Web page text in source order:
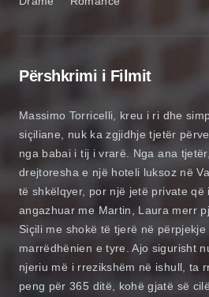
Përshkrimi i Filmit
Massimo Torricelli, kreu i ri dhe
siçiliane, nuk ka zgjidhje tjetër
nga babai i tij i vrarë. Nga ana
drejtoresha e një hoteli luksoz në
të shkëlqyer, por një jetë private që
angazhuar me Martin, Laura merr
Siçili me shokë të tjerë në
marrëdhënien e tyre. Ajo sigurisht
njeriu më i rrezikshëm në ishull, ta
peng për 365 ditë, kohë gjatë së